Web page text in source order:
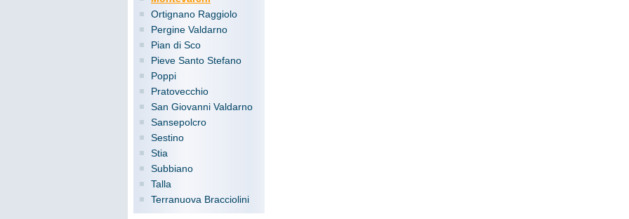
Ortignano Raggiolo
Pergine Valdarno
Pian di Sco
Pieve Santo Stefano
Poppi
Pratovecchio
San Giovanni Valdarno
Sansepolcro
Sestino
Stia
Subbiano
Talla
Terranuova Bracciolini